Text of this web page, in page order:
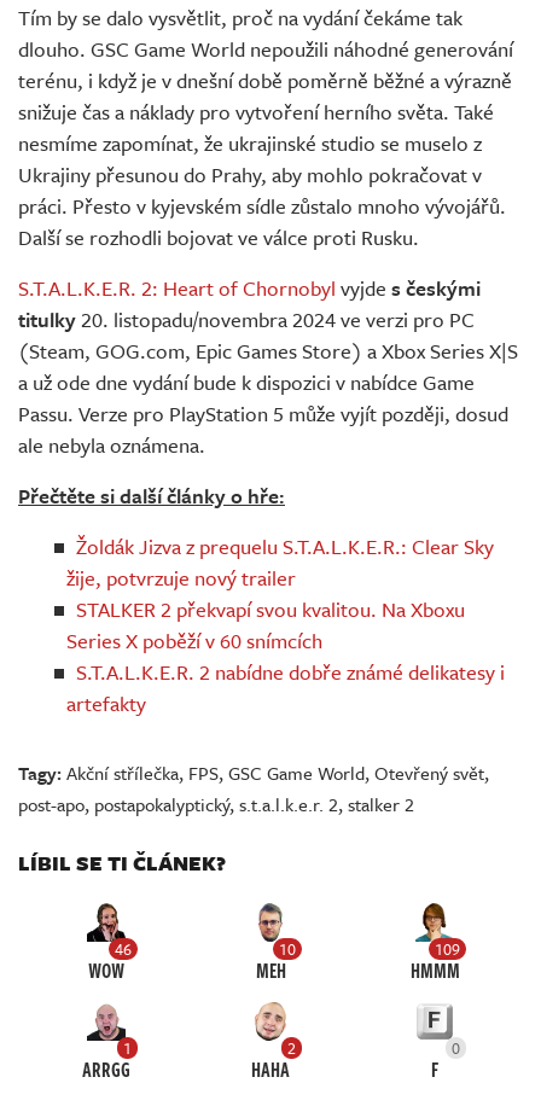
Tím by se dalo vysvětlit, proč na vydání čekáme tak
dlouho. GSC Game World nepoužili náhodné generování
terénu, i když je v dnešní době poměrně běžné a výrazně
snižuje čas a náklady pro vytvoření herního světa. Také
nesmíme zapomínat, že ukrajinské studio se muselo z
Ukrajiny přesunou do Prahy, aby mohlo pokračovat v
práci. Přesto v kyjevském sídle zůstalo mnoho vývojářů.
Další se rozhodli bojovat ve válce proti Rusku.
S.T.A.L.K.E.R. 2: Heart of Chornobyl vyjde s českými
titulky20. listopadu/novembra 2024 ve verzi pro PC
(Steam, GOG.com, Epic Games Store) a Xbox Series X|S
a už ode dne vydání bude k dispozici v nabídce Game
Passu. Verze pro PlayStation 5 může vyjít později, dosud
ale nebyla oznámena.
Přečtěte si další články o hře:
Žoldák Jizva z prequelu S.T.A.L.K.E.R.: Clear Sky
žije, potvrzuje nový trailer
STALKER 2 překvapí svou kvalitou. Na Xboxu
Series X poběží v 60 snímcích
S.T.A.L.K.E.R. 2 nabídne dobře známé delikatesy i
artefakty
Tagy:Akční střílečka, FPS,GSC Game World,Otevřený svět,
post-apo, postapokalyptický,s.t.a.l.k.e.r. 2,stalker 2
LÍBIL SE TI ČLÁNEK?
46
WOW
10
MEH
109
HMMM
1
ARRGG
2
HAHA
0
F